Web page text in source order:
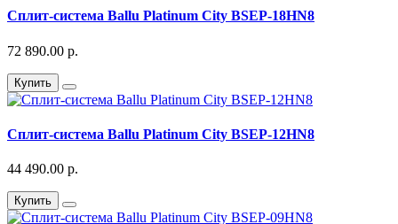
Сплит-система Ballu Platinum City BSEP-18HN8
72 890.00 р.
Купить
Сплит-система Ballu Platinum City BSEP-12HN8
44 490.00 р.
Купить